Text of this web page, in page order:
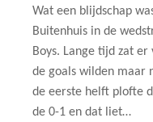
Wat een blijdschap
Buitenhuis in de
Boys. Lange tijd zat
de goals wilden maar
de eerste helft plofte
de 0-1 en dat liet…